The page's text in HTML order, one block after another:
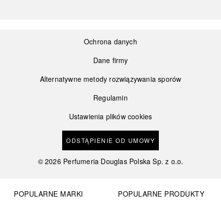
Ochrona danych
Dane firmy
Alternatywne metody rozwiązywania sporów
Regulamin
Ustawienia plików cookies
ODSTĄPIENIE OD UMOWY
©2026 Perfumeria Douglas Polska Sp. z o.o.
POPULARNE MARKI
POPULARNE PRODUKTY